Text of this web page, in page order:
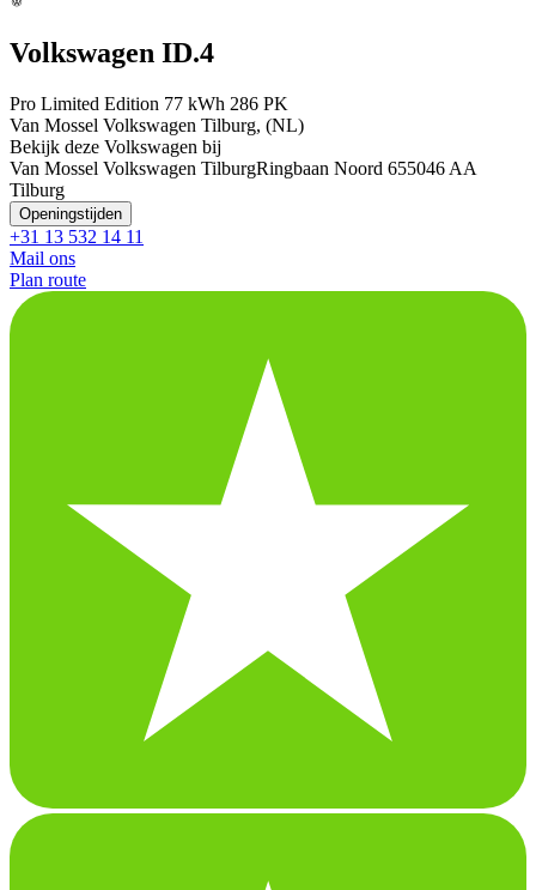
Volkswagen ID.4
Pro Limited Edition 77 kWh 286 PK
Van Mossel Volkswagen Tilburg, (NL)
Bekijk deze Volkswagen bij
Van Mossel Volkswagen TilburgRingbaan Noord 655046 AA
Tilburg
Openingstijden
+31 13 532 14 11
Mail ons
Plan route